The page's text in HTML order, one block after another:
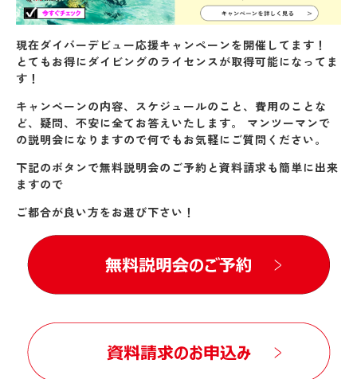
現在ダイバーデビュー応援キャンペーンを開催してます！
とてもお得にダイビングのライセンスが取得可能になってま
す！
キャンペーンの内容、スケジュールのこと、費用のことな
ど、疑問、不安に全てお答えいたします。 マンツーマンで
の説明会になりますので何でもお気軽にご質問ください。
下記のボタンで無料説明会のご予約と資料請求も簡単に出来
ますので
ご都合が良い方をお選び下さい！